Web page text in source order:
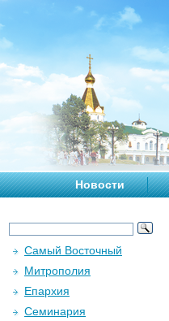
Новости
Самый Восточный
Митрополия
Епархия
Семинария